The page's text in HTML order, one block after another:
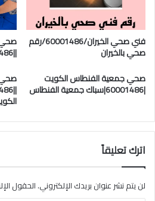
فني صحي الخيران/60001486/رقم
صحي بالخيران
صحي
||60001486||سباك جمعية الزهراء
صحي جمعية الفنطاس الكويت
|60001486|سباك جمعية الفنطاس
صحي
اترك تعليقاً
لن يتم نشر عنوان بريدك الإلكتروني.الحقول